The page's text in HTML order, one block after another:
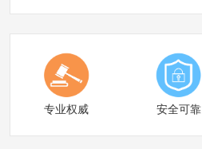
专业权威 安全可靠